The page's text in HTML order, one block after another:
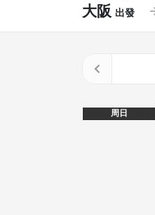
大阪
周日